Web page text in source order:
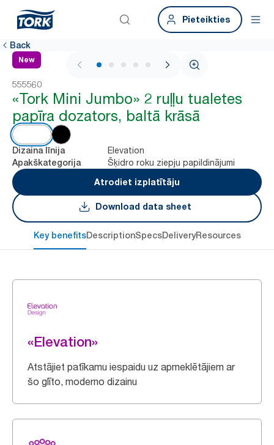
Pieteikties
Back
New
1 / 5
555560
«Tork Mini Jumbo» 2 ruļļu tualetes
papīra dozators, baltā krāsā
Dizaina līnija Elevation
Apakškategorija
Šķidro roku ziepju papildinājumi
Atrodiet izplatītāju
Download data sheet
Key benefitsDescriptionSpecsDeliveryResources
«Elevation»
Atstājiet patīkamu iespaidu uz apmeklētājiem ar
šo glīto, moderno dizainu